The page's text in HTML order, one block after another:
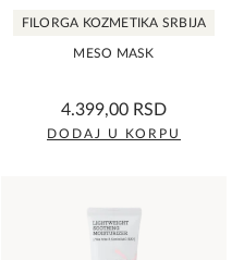
FILORGA KOZMETIKA SRBIJA
MESO MASK
0,0
rating
4.399,00 RSD
DODAJ U KORPU